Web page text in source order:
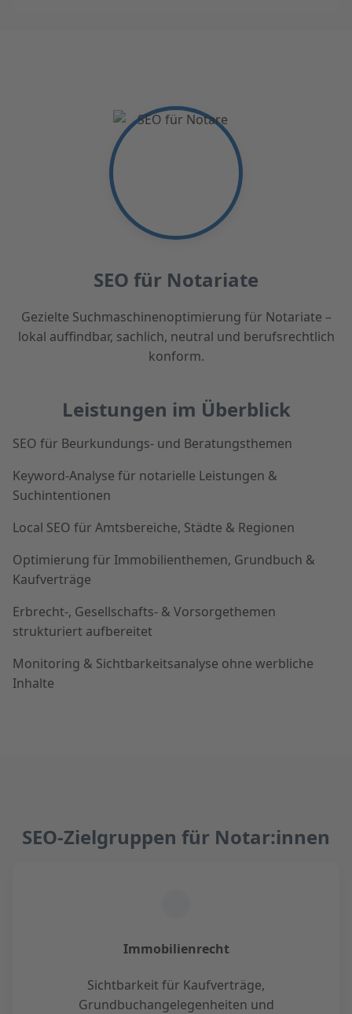
SEO für Notariate
Gezielte Suchmaschinenoptimierung für Notariate –
lokal auffindbar, sachlich, neutral und berufsrechtlich
konform.
Leistungen im Überblick
SEO für Beurkundungs- und Beratungsthemen
Keyword-Analyse für notarielle Leistungen &
Suchintentionen
Local SEO für Amtsbereiche, Städte & Regionen
Optimierung für Immobilienthemen, Grundbuch &
Kaufverträge
Erbrecht-, Gesellschafts- & Vorsorgethemen
strukturiert aufbereitet
Monitoring & Sichtbarkeitsanalyse ohne werbliche
Inhalte
SEO-Zielgruppen für Notar:innen
Immobilienrecht
Sichtbarkeit für Kaufverträge,
Grundbuchangelegenheiten und